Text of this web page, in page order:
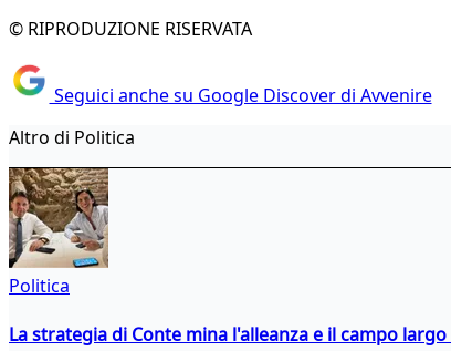
© RIPRODUZIONE RISERVATA
Seguici anche su Google Discover di Avvenire
Altro di Politica
Politica
La strategia di Conte mina l'alleanza e il campo